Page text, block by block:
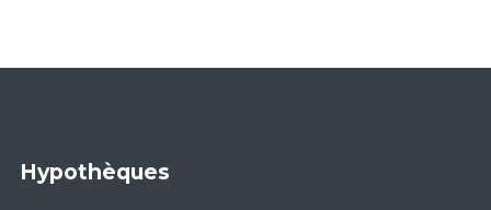
Hypothèques